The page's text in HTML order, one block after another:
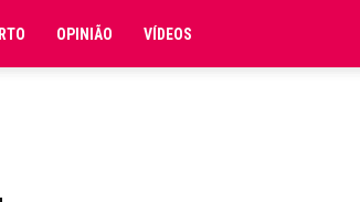
OPINIÃO VÍDEOS